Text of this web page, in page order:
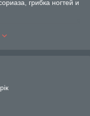
грибка ногтей и
и остеохондроза.
позволят вам
препаратами,